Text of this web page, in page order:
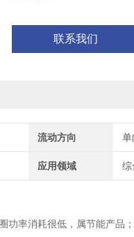
联系我们
流动方向 单
应用领域 综
率消耗很低，属节能产品